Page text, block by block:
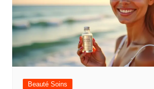
Beauté Soins